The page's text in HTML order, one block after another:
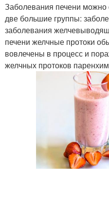
Заболевания печени можно
две большие группы:
заболевания
печени желчные протоки
вовлечены в процесс и
желчных протоков